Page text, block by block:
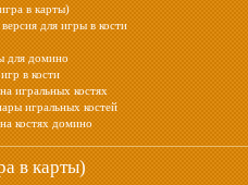
в карты)
для игры в кости
для домино
в кости
игральных костях
игральных костей
костях домино
в карты)